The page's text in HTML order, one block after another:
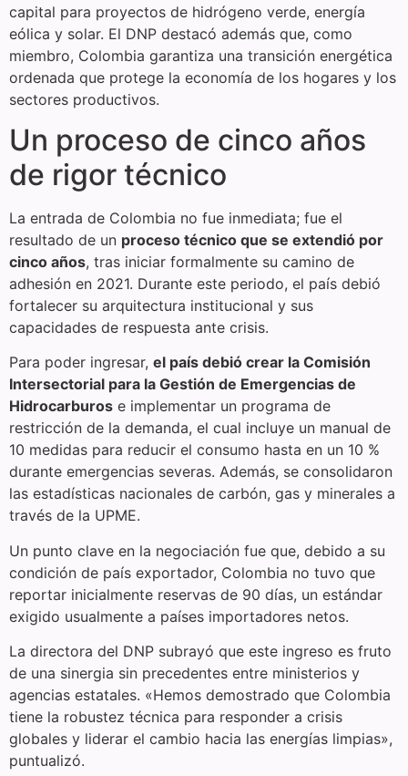
capital para proyectos de hidrógeno verde, energía
eólica y solar. El DNP destacó además que, como
miembro, Colombia garantiza una transición energética
ordenada que protege la economía de los hogares y los
sectores productivos.
Un proceso de cinco años
de rigor técnico
La entrada de Colombia no fue inmediata; fue el
resultado de un proceso técnico que se extendió por
cinco años, tras iniciar formalmente su camino de
adhesión en 2021. Durante este periodo, el país debió
fortalecer su arquitectura institucional y sus
capacidades de respuesta ante crisis.
Para poder ingresar, el país debió crear la Comisión
Intersectorial para la Gestión de Emergencias de
Hidrocarburos e implementar un programa de
restricción de la demanda, el cual incluye un manual de
10 medidas para reducir el consumo hasta en un 10 %
durante emergencias severas. Además, se consolidaron
las estadísticas nacionales de carbón, gas y minerales a
través de la UPME.
Un punto clave en la negociación fue que, debido a su
condición de país exportador, Colombia no tuvo que
reportar inicialmente reservas de 90 días, un estándar
exigido usualmente a países importadores netos.
La directora del DNP subrayó que este ingreso es fruto
de una sinergia sin precedentes entre ministerios y
agencias estatales. «Hemos demostrado que Colombia
tiene la robustez técnica para responder a crisis
globales y liderar el cambio hacia las energías limpias»,
puntualizó.